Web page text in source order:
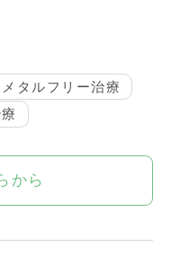
メタルフリー治療
から